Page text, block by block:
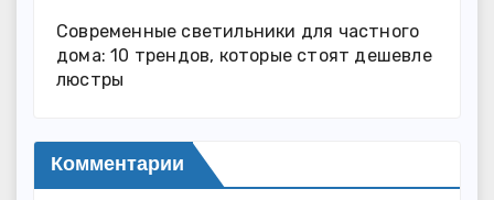
Современные светильники для частного
дома: 10 трендов, которые стоят дешевле
люстры
Комментарии